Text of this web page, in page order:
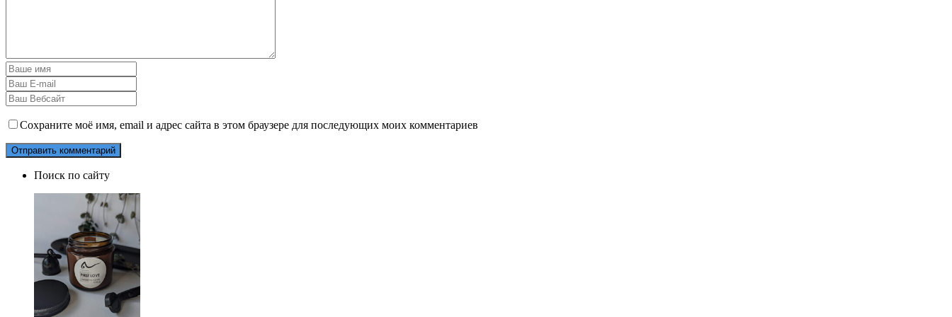
Сохраните моё имя, email и адрес сайта в этом браузере для последующих моих комментариев
Поиск по сайту